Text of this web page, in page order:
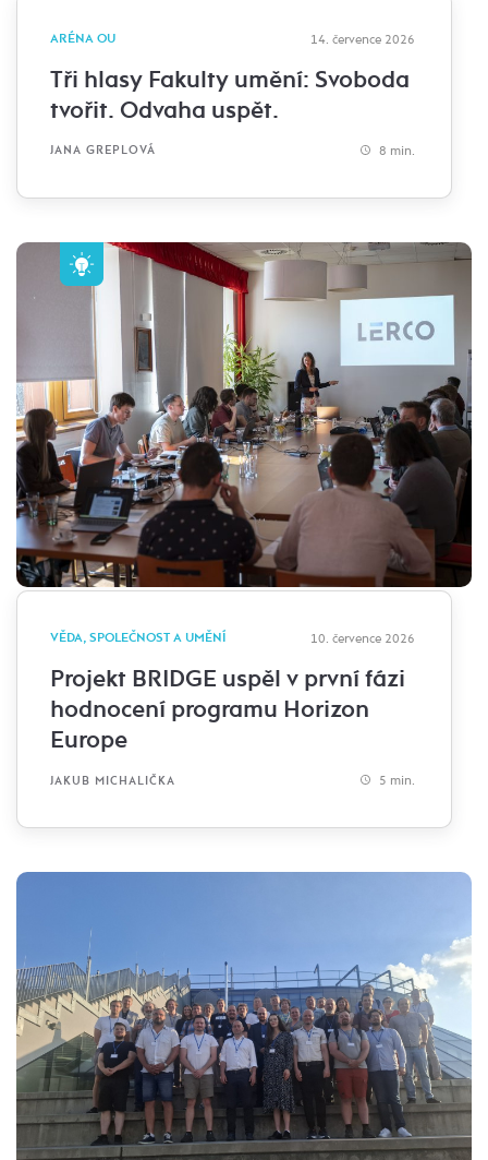
ARÉNA OU 14. července 2026
Tři hlasy Fakulty umění: Svoboda
tvořit. Odvaha uspět.
JANA GREPLOVÁ 8 min.
VĚDA, SPOLEČNOST A UMĚNÍ 10. července 2026
Projekt BRIDGE uspěl v první fázi
hodnocení programu Horizon
Europe
JAKUB MICHALIČKA 5 min.